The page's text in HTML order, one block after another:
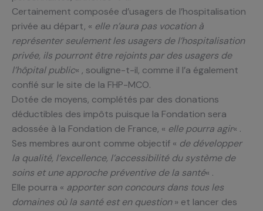
Certainement composée d’usagers de l’hospitalisation
privée au départ, « elle n’aura pas vocation à
représenter seulement les usagers de l’hospitalisation
privée, ils pourront être rejoints par des usagers de
l’hôpital public« , souligne-t-il, comme il l’a également
confié sur le site de la FHP-MCO.
Dotée de moyens, complétés par des donations
déductibles des impôts puisque la Fondation sera
adossée à la Fondation de France, « elle pourra agir« .
Ses membres auront comme objectif « de développer
la qualité, l’excellence, l’accessibilité du système de
soins et une approche préventive de la santé« .
Elle pourra « apporter son concours dans tous les
domaines où la santé est en question» et lancer des